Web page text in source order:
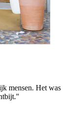
mensen. Het was